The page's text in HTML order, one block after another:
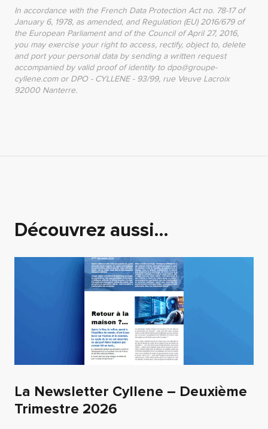
In accordance with the French Data Protection Act no. 78-17 of
January 6, 1978, as amended, and Regulation (EU) 2016/679 of
the European Parliament and of the Council of April 27, 2016,
you may exercise your right to access, rectify, object to, delete
and port your personal data by sending a written request
accompanied by valid proof of identity to dpo@groupe-
cyllene.com or DPO - CYLLENE - 93/99, rue Veuve Lacroix
92000 Nanterre.
Découvrez aussi…
La Newsletter Cyllene – Deuxième
Trimestre 2026